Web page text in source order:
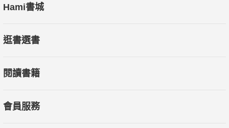
Hami書城
逛書選書
閱讀書籍
會員服務